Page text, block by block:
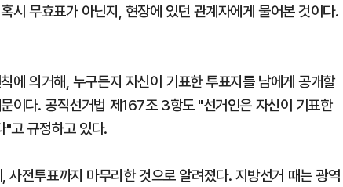
시 무효표가 아닌지, 현장에 있던 관계자에게 물어본 것이다.
에 의거해, 누구든지 자신이 기표한 투표지를 남에게 공개할
이다. 공직선거법 제167조 3항도 "선거인은 자신이 기표한
"고 규정하고 있다.
전투표까지 마무리한 것으로 알려졌다. 지방선거 때는 광역